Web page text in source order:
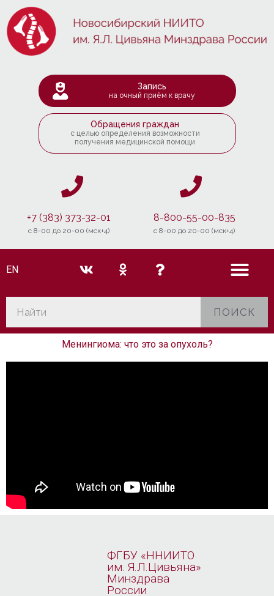
Запись
на очный приём к врачу
Обращения граждан
с целью определения возможности
получения медицинской помощи
+7 (383) 373-32-01
c 8-00 до 20-00 (мск+4)
8-800-55-00-835
c 8-00 до 20-00 (мск+4)
EN
ПОИСК
Менингиома: что это за опухоль?
ФГБУ «ННИИТО
им. Я.Л.Цивьяна»
Минздрава
России